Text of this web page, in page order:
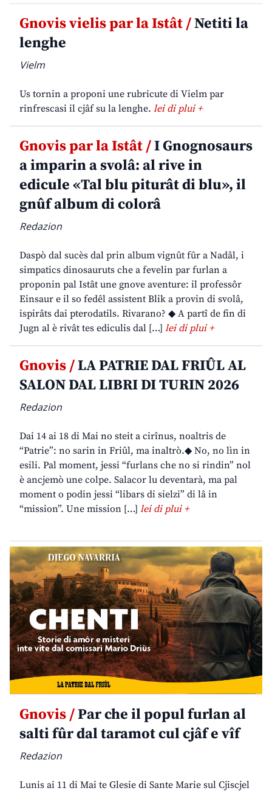
Gnovis vielis par la Istât /Netiti la
lenghe
Vielm
Us tornin a proponi une rubricute di Vielm par
rinfrescasi il cjâf su la lenghe. lei di plui +
Gnovis par la Istât /I Gnognosaurs
a imparin a svolâ: al rive in
edicule «Tal blu piturât di blu», il
gnûf album di colorâ
Redazion
Daspò dal sucès dal prin album vignût fûr a Nadâl, i
simpatics dinosauruts che a fevelin par furlan a
proponin pal Istât une gnove aventure: il professôr
Einsaur e il so fedêl assistent Blik a provin di svolâ,
ispirâts dai pterodatils. Rivarano? ◆ A partî de fin di
Jugn al è rivât tes ediculis dal […] lei di plui +
Gnovis /LA PATRIE DAL FRIÛL AL
SALON DAL LIBRI DI TURIN 2026
Redazion
Dai 14 ai 18 di Mai no steit a cirînus, noaltris de
“Patrie”: no sarin in Friûl, ma inaltrò.◆ No, no lìn in
esili. Pal moment, jessi “furlans che no si rindin” nol
è ancjemò une colpe. Salacor lu deventarà, ma pal
moment o podin jessi “libars di sielzi” di lâ in
“mission”. Une mission […] lei di plui +
Gnovis /Par che il popul furlan al
salti fûr dal taramot cul cjâf e vîf
Redazion
Lunis ai 11 di Mai te Glesie di Sante Marie sul Cjiscjel